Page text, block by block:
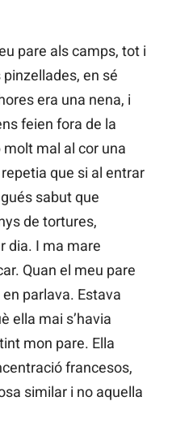
pare als camps, tot i
en sé
era una nena, i
feien fora de la
mal al cor una
que si al entrar
sabut que
de tortures,
dia. I ma mare
Quan el meu pare
parlava. Estava
ella mai s’havia
mon pare. Ella
francesos,
similar i no aquella